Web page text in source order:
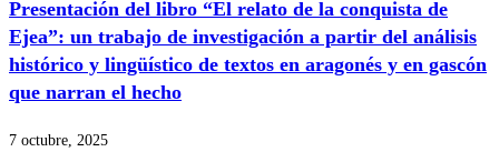
Presentación del libro “El relato de la conquista de
Ejea”: un trabajo de investigación a partir del análisis
histórico y lingüístico de textos en aragonés y en gascón
que narran el hecho
7 octubre, 2025